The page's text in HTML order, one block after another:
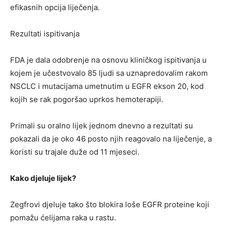
efikasnih opcija liječenja.
Rezultati ispitivanja
FDA je dala odobrenje na osnovu kliničkog ispitivanja u
kojem je učestvovalo 85 ljudi sa uznapredovalim rakom
NSCLC i mutacijama umetnutim u EGFR ekson 20, kod
kojih se rak pogoršao uprkos hemoterapiji.
Primali su oralno lijek jednom dnevno a rezultati su
pokazali da je oko 46 posto njih reagovalo na liječenje, a
koristi su trajale duže od 11 mjeseci.
Kako djeluje lijek?
Zegfrovi djeluje tako što blokira loše EGFR proteine koji
pomažu ćelijama raka u rastu.